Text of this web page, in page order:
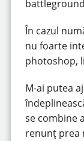
În cazul
nu foarte
photoshop,
M-ai putea
se combine
renunț prea